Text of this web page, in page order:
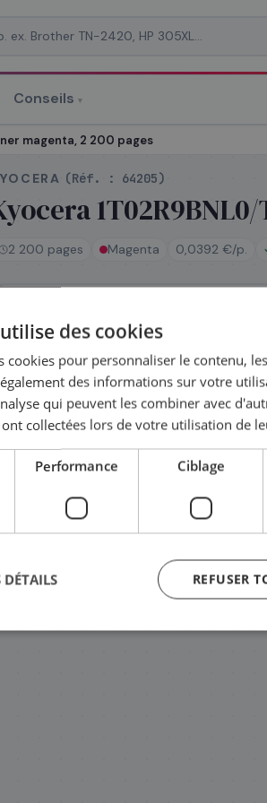
Conseils ▾
magenta, 2 200 pages
(Réf. : 64205)
2 200 pages Magenta 0,0392 €/p.
Expédié le jour même — commandez
Coût par impression :0,0392
Complétez la série TK-5230
86
*
des cookies
cookies pour personnaliser le contenu,
des informations sur votre
qui peuvent les combiner avec
collectées lors de votre utilisation de
Performance Ciblage
REFUSER
DÉTAILS